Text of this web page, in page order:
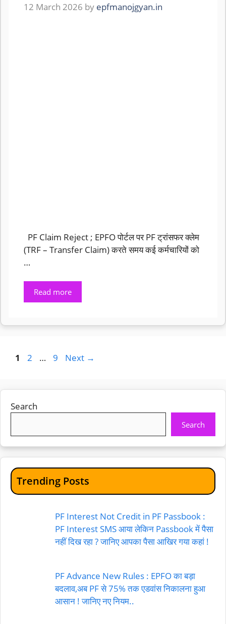
12 March 2026 by epfmanojgyan.in
PF Claim Reject ; EPFO पोर्टल पर PF ट्रांसफर क्लेम
(TRF – Transfer Claim) करते समय कई कर्मचारियों को
…
Read more
Page
1 Page
2 … Page
9 Next →
Search
Search
Trending Posts
PF Interest Not Credit in PF Passbook :
PF Interest SMS आया लेकिन Passbook में पैसा
नहीं दिख रहा ? जानिए आपका पैसा आखिर गया कहां !
PF Advance New Rules : EPFO का बड़ा
बदलाव,अब PF से 75% तक एडवांस निकालना हुआ
आसान ! जानिए नए नियम..